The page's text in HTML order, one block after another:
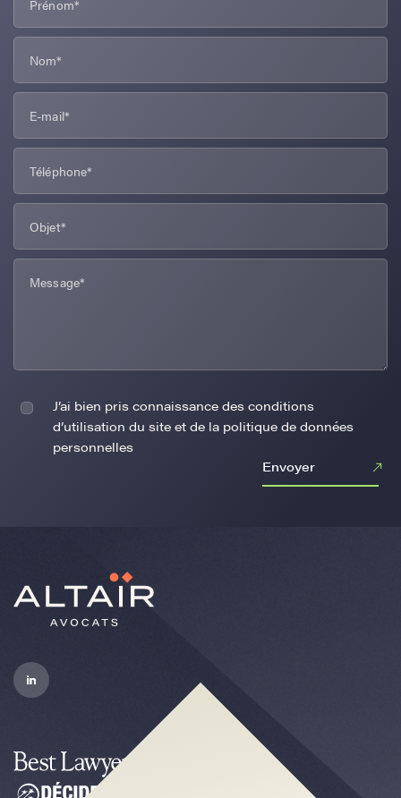
J’ai bien pris connaissance des conditions
d’utilisation du site et de la politique de données
personnelles
Envoyer